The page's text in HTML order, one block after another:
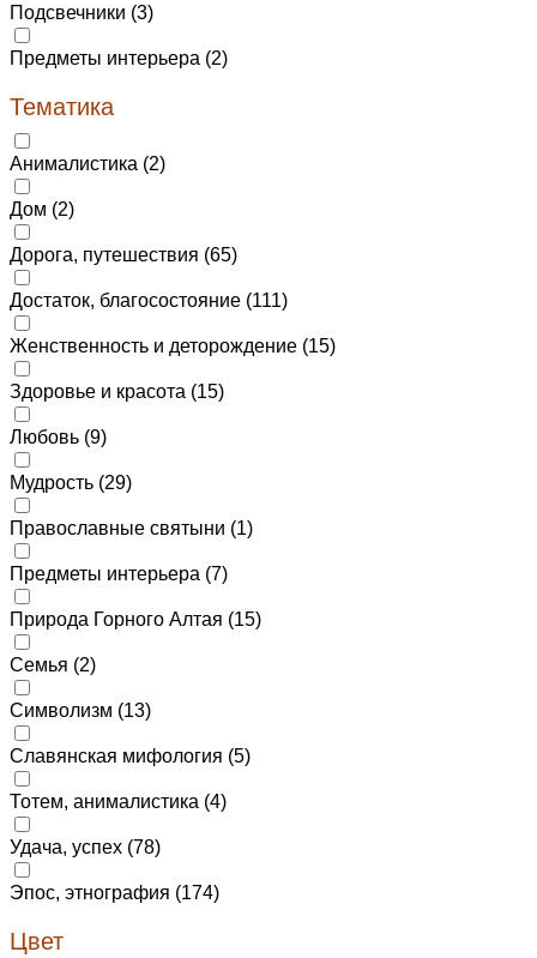
Подсвечники (3)
Предметы интерьера (2)
Тематика
Анималистика (2)
Дом (2)
Дорога, путешествия (65)
Достаток, благосостояние (111)
Женственность и деторождение (15)
Здоровье и красота (15)
Любовь (9)
Мудрость (29)
Православные святыни (1)
Предметы интерьера (7)
Природа Горного Алтая (15)
Семья (2)
Символизм (13)
Славянская мифология (5)
Тотем, анималистика (4)
Удача, успех (78)
Эпос, этнография (174)
Цвет